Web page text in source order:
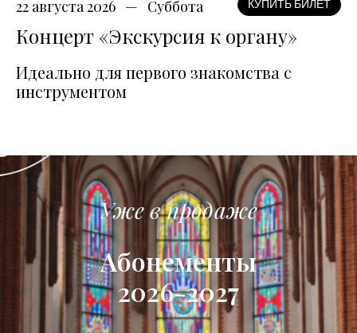
22 августа 2026 Суббота КУПИТЬ БИЛЕТ
Концерт «Экскурсия к органу»
Идеально для первого знакомства с
инструментом
Уже в продаже
Абонементы
2026-2027